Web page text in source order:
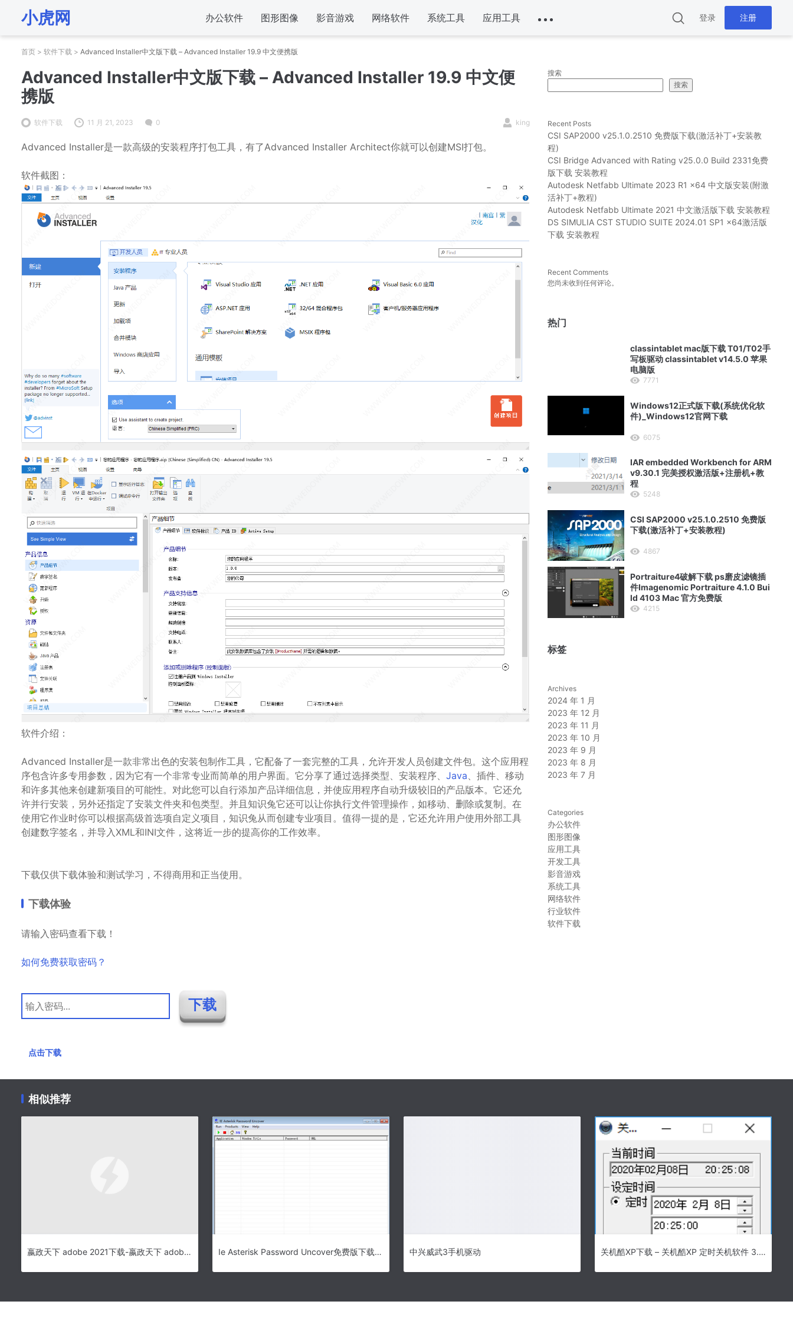
小虎网 办公软件 图形图像 影音游戏 网络软件 系统工具 应用工具 登录 注册
首页 > 软件下载 > Advanced Installer中文版下载 – Advanced Installer 19.9 中文便携版
Advanced Installer中文版下载 – Advanced Installer 19.9 中文便
携版
软件下载 11 月 21, 2023 0 king
Advanced Installer是一款高级的安装程序打包工具，有了Advanced Installer Architect你就可以创建MSI打包。
软件截图：
软件介绍：
Advanced Installer是一款非常出色的安装包制作工具，它配备了一套完整的工具，允许开发人员创建文件包。这个应用程
序包含许多专用参数，因为它有一个非常专业而简单的用户界面。它分享了通过选择类型、安装程序、 Java、插件、移动
和许多其他来创建新项目的可能性。对此您可以自行添加产品详细信息，并使应用程序自动升级较旧的产品版本。它还允
许并行安装，另外还指定了安装文件夹和包类型。并且知识兔它还可以让你执行文件管理操作，如移动、删除或复制。在
使用它作业时你可以根据高级首选项自定义项目，知识兔从而创建专业项目。值得一提的是，它还允许用户使用外部工具
创建数字签名，并导入XML和INI文件，这将近一步的提高你的工作效率。
下载仅供下载体验和测试学习，不得商用和正当使用。
下载体验
请输入密码查看下载！
如何免费获取密码？
点击下载
搜索
搜索
Recent Posts
CSI SAP2000 v25.1.0.2510 免费版下载(激活补丁+安装教
程)
CSI Bridge Advanced with Rating v25.0.0 Build 2331免费
版下载 安装教程
Autodesk Netfabb Ultimate 2023 R1 x64 中文版安装(附激
活补丁+教程)
Autodesk Netfabb Ultimate 2021 中文激活版下载 安装教程
DS SIMULIA CST STUDIO SUITE 2024.01 SP1 x64激活版
下载 安装教程
Recent Comments
您尚未收到任何评论。
热门
classintablet mac版下载 T01/T02手
写板驱动 classintablet v14.5.0 苹果
电脑版
7771
Windows12正式版下载(系统优化软
件)_Windows12官网下载
6075
IAR embedded Workbench for ARM
v9.30.1 完美授权激活版+注册机+教
程
5248
CSI SAP2000 v25.1.0.2510 免费版
下载(激活补丁+安装教程)
4867
Portraiture4破解下载 ps磨皮滤镜插
件Imagenomic Portraiture 4.1.0 Bui
ld 4103 Mac 官方免费版
4215
标签
Archives
2024 年 1 月
2023 年 12 月
2023 年 11 月
2023 年 10 月
2023 年 9 月
2023 年 8 月
2023 年 7 月
Categories
办公软件
图形图像
应用工具
开发工具
影音游戏
系统工具
网络软件
行业软件
软件下载
相似推荐
嬴政天下 adobe 2021下载-嬴政天下 adobe 2021大师版下载 Ie Asterisk Password Uncover免费版下载(密码查看软件)_Ie Asterisk Password Uncover电脑版下载 中兴威武3手机驱动 关机酷XP下载 – 关机酷XP 定时关机软件 3.0 绿色版